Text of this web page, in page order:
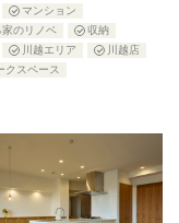
マンション
のリノベ
収納
川越エリア
川越店
クスペース